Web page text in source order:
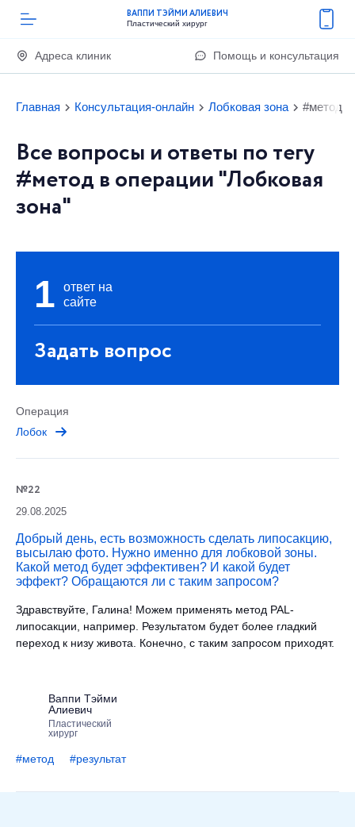
ВАППИ ТЭЙМИ АЛИЕВИЧ
Пластический хирург
Адреса клиник Помощь и консультация
Главная Консультация-онлайн Лобковая зона #метод
Все вопросы и ответы по тегу
#метод в операции "Лобковая
зона"
1
ответ на
сайте
Задать вопрос
Операция
Лобок
№22
29.08.2025
Добрый день, есть возможность сделать липосакцию,
высылаю фото. Нужно именно для лобковой зоны.
Какой метод будет эффективен? И какой будет
эффект? Обращаются ли с таким запросом?
Здравствуйте, Галина! Можем применять метод PAL-
липосакции, например. Результатом будет более гладкий
переход к низу живота. Конечно, с таким запросом приходят.
Ваппи Тэйми
Алиевич
Пластический
хирург
#метод #результат